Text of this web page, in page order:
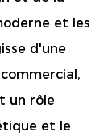
et les
d'une
un rôle
et le